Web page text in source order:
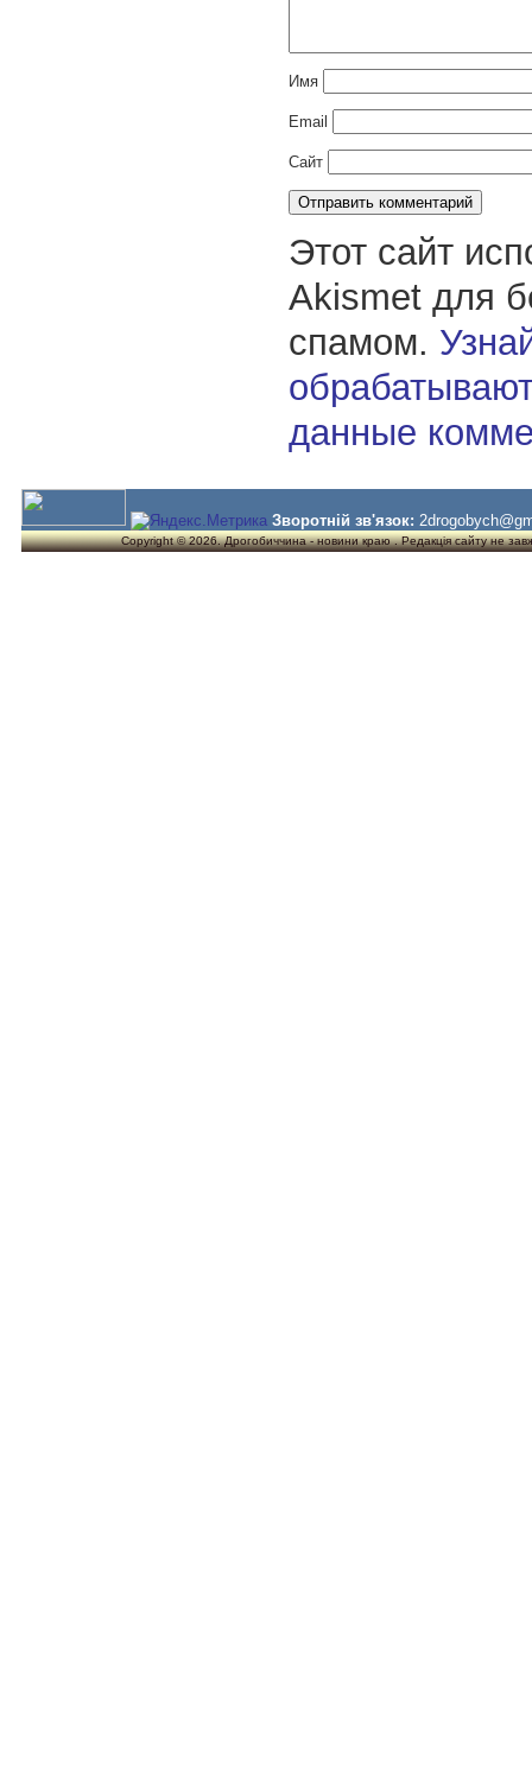
Имя
Email
Сайт
Этот сайт
Akismet для
спамом.
данные
Зворотній зв'язок:
Copyright © 2026. Дрогобиччина - новини краю . Редакція сайту не